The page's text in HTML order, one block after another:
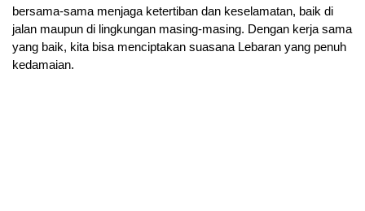
bersama-sama menjaga ketertiban dan keselamatan, baik di
jalan maupun di lingkungan masing-masing. Dengan kerja sama
yang baik, kita bisa menciptakan suasana Lebaran yang penuh
kedamaian.